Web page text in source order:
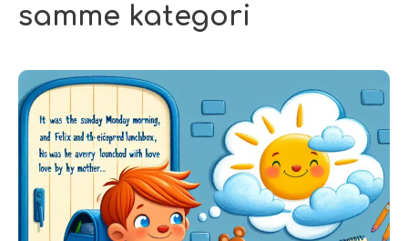
samme kategori